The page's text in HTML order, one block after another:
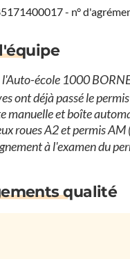
- n°
école 1000
ont déjà passé le
manuelle et boîte
roues A2 et permis AM
à l'examen du
qualité